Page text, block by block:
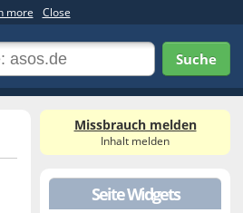
more Close
Suche
Missbrauch melden
Inhalt melden
Seite Widgets